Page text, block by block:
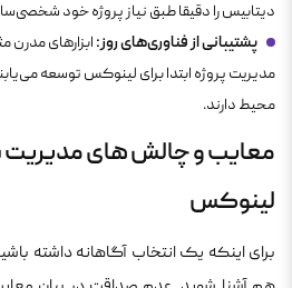
دیتابیس را دقیقا طبق نیاز پروژه خود
پشتیبانی از فناوری‌های روز:ابزارهای مدرن
مدیریت پروژه ابتدا برای لینوکس توسعه می‌یابند
محیط دارند.
معایب و چالش های مدیریت
لینوکس
برای اینکه یک انتخاب آگاهانه داشته